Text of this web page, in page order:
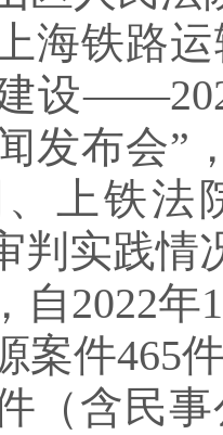
海铁路
设
发布会”
上铁法
判实践情
自2022年
案件465
（含民